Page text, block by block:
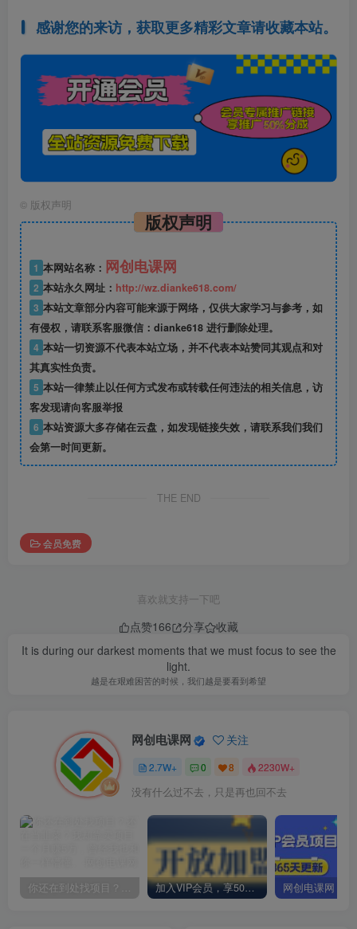
感谢您的来访，获取更多精彩文章请收藏本站。
© 版权声明
版权声明
1 本网站名称： 网创电课网
2 本站永久网址： http://wz.dianke618.com/
3 本站文章部分内容可能来源于网络，仅供大家学习与参考，如
有侵权，请联系客服微信：dianke618 进行删除处理。
4 本站一切资源不代表本站立场，并不代表本站赞同其观点和对
其真实性负责。
5 本站一律禁止以任何方式发布或转载任何违法的相关信息，访
客发现请向客服举报
6 本站资源大多存储在云盘，如发现链接失效，请联系我们我们
会第一时间更新。
THE END
会员免费
喜欢就支持一下吧
点赞166 分享
收藏
It is during our darkest moments that we must focus to see the
light.
越是在艰难困苦的时候，我们越是要看到希望
网创电课网 关注
2.7W+ 0 8 2230W+
没有什么过不去，只是再也回不去
你还在到处找项目？还在当韭菜？我却靠卖项目一个月赚5万，曾经我也和你一样懵懂。 加入VIP会员，享50%的推广提成，免费学习多种网上创业课程，菜鸟秒变大神！